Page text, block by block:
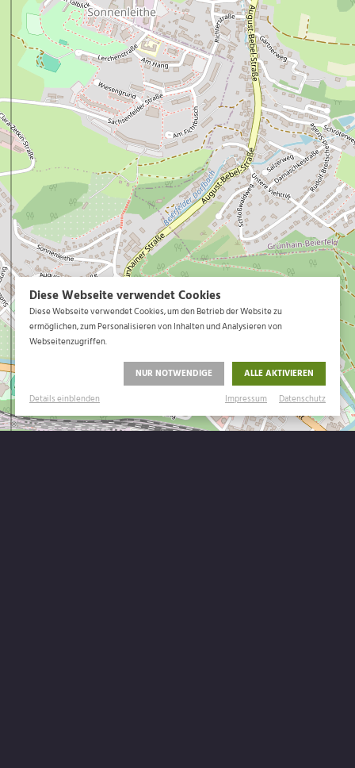
Diese Webseite verwendet Cookies
Diese Webseite verwendet Cookies, um den Betrieb der Website zu
ermöglichen, zum Personalisieren von Inhalten und Analysieren von
Webseitenzugriffen.
NUR NOTWENDIGE
ALLE AKTIVIEREN
Impressum
Datenschutz
EVENTS & GUTSCHEINE
Events in unserem Hotel
Events in der Region
Gutscheine
EN
Ringhotel
Gelegen mitten
im Erzgebirge